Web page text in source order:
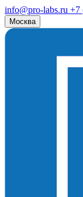
info@pro-labs.ru +7
Москва